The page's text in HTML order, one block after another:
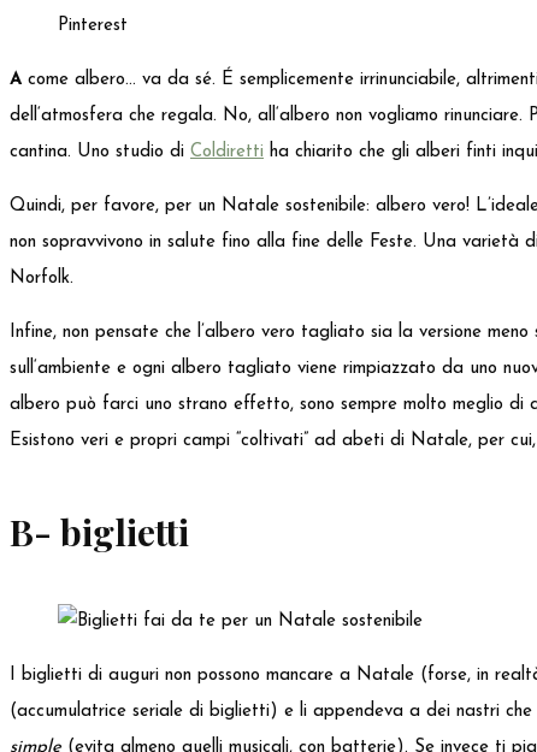
Pinterest
A come albero… va da sé. É semplicemente irrinunciabile,
dell‘atmosfera che regala. No, all‘albero non vogliamo
cantina. Uno studio di Coldiretti ha chiarito che gli alberi finti
Quindi, per favore, per un Natale sostenibile: albero vero!
non sopravvivono in salute fino alla fine delle Feste. Una
Norfolk.
Infine, non pensate che l’albero vero tagliato sia la versione
sull‘ambiente e ogni albero tagliato viene rimpiazzato da uno
albero può farci uno strano effetto, sono sempre molto meglio di
Esistono veri e propri campi “coltivati” ad abeti di Natale, per
B- biglietti
I biglietti di auguri non possono mancare a Natale (forse, in
(accumulatrice seriale di biglietti) e li appendeva a dei nastri
simple(evita almeno quelli musicali, con batterie). Se invece ti